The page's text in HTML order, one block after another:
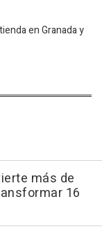
en Granada y
más de
16